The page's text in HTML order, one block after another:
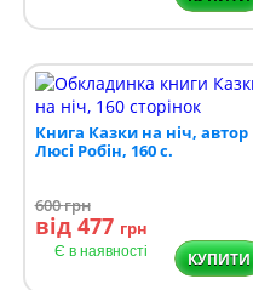
Книга Казки на ніч, автор
Люсі Робін, 160 с.
600грн
від 477 грн
Є в наявності КУПИТИ